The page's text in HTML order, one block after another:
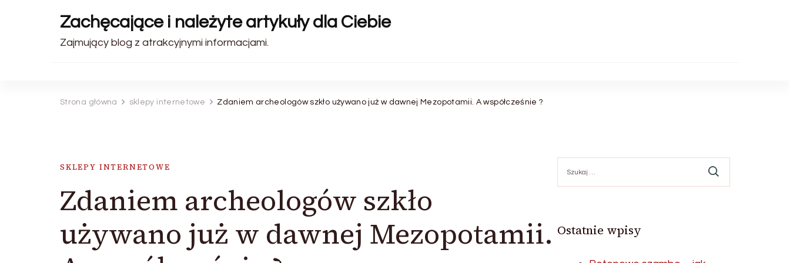
Zachęcające i należyte artykuły dla Ciebie
Zajmujący blog z atrakcyjnymi informacjami.
Strona główna sklepy internetowe Zdaniem archeologów szkło używano już w dawnej Mezopotamii. A współcześnie ?
SKLEPY INTERNETOWE
Zdaniem archeologów szkło
używano już w dawnej Mezopotamii. Ostatnie wpisy